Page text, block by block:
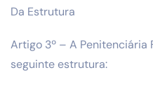
Da Estrutura
Artigo 3º – A Penitenciária
seguinte estrutura: